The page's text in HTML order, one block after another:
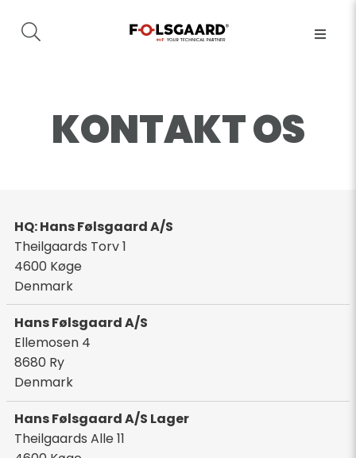
KONTAKT OS
HQ: Hans Følsgaard A/S
Theilgaards Torv 1
4600 Køge
Denmark
Hans Følsgaard A/S
Ellemosen 4
8680 Ry
Denmark
Hans Følsgaard A/S Lager
Theilgaards Alle 11